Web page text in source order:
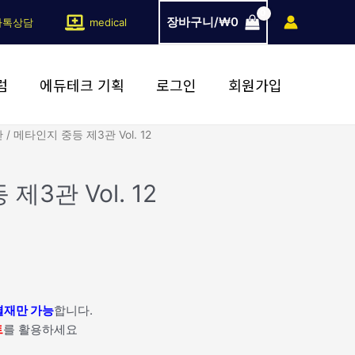
톡상담 medical 장바구니/₩0
에듀테크 기획 로그인 회원가입
/ 메타인지 중등 제3관 Vol. 12
제3관 Vol. 12
재만 가능합니다.
를 활용하세요